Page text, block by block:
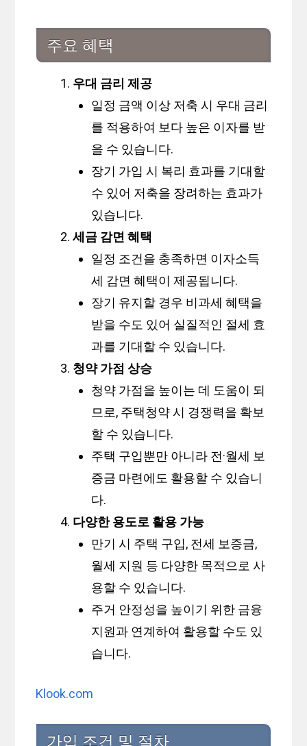
주요 혜택
우대 금리 제공
일정 금액 이상 저축 시 우대 금리
를 적용하여 보다 높은 이자를 받
을 수 있습니다.
장기 가입 시 복리 효과를 기대할
수 있어 저축을 장려하는 효과가
있습니다.
세금 감면 혜택
일정 조건을 충족하면 이자소득
세 감면 혜택이 제공됩니다.
장기 유지할 경우 비과세 혜택을
받을 수도 있어 실질적인 절세 효
과를 기대할 수 있습니다.
청약 가점 상승
청약 가점을 높이는 데 도움이 되
므로, 주택청약 시 경쟁력을 확보
할 수 있습니다.
주택 구입뿐만 아니라 전·월세 보
증금 마련에도 활용할 수 있습니
다.
다양한 용도로 활용 가능
만기 시 주택 구입, 전세 보증금,
월세 지원 등 다양한 목적으로 사
용할 수 있습니다.
주거 안정성을 높이기 위한 금융
지원과 연계하여 활용할 수도 있
습니다.
Klook.com
가입 조건 및 절차